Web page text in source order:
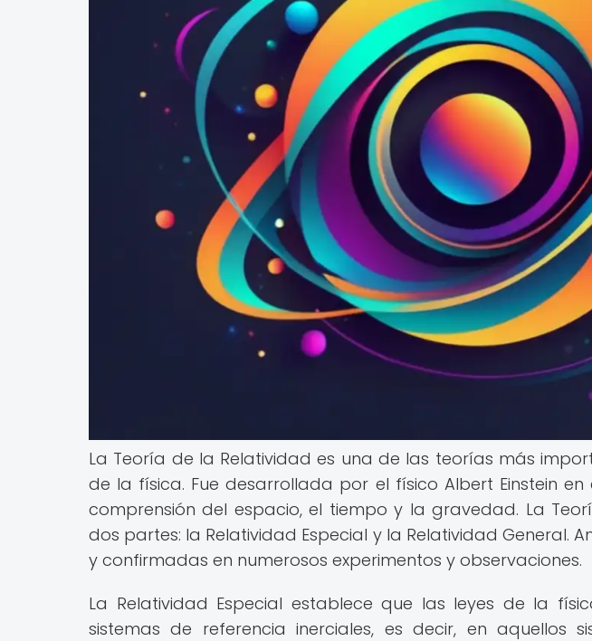
La Teoría de la Relatividad es una de las teorías más
de la física. Fue desarrollada por el físico Albert Einstein en
comprensión del espacio, el tiempo y la gravedad. La
dos partes: la Relatividad Especial y la Relatividad General.
y confirmadas en numerosos experimentos y observaciones.
La Relatividad Especial establece que las leyes de la
sistemas de referencia inerciales, es decir, en aquellos